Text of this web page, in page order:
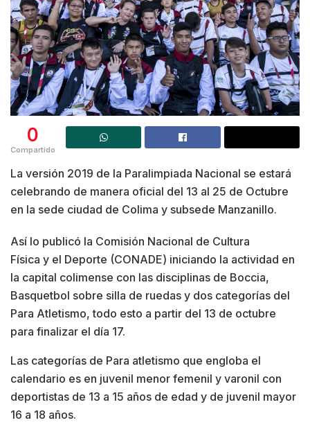
0
Compartido
La versión 2019 de la Paralimpiada Nacional se estará
celebrando de manera oficial del 13 al 25 de Octubre
en la sede ciudad de Colima y subsede Manzanillo.
Así lo publicó la Comisión Nacional de Cultura
Física y el Deporte (CONADE) iniciando la actividad en
la capital colimense con las disciplinas de Boccia,
Basquetbol sobre silla de ruedas y dos categorías del
Para Atletismo, todo esto a partir del 13 de octubre
para finalizar el día 17.
Las categorías de Para atletismo que engloba el
calendario es en juvenil menor femenil y varonil con
deportistas de 13 a 15 años de edad y de juvenil mayor
16 a 18 años.